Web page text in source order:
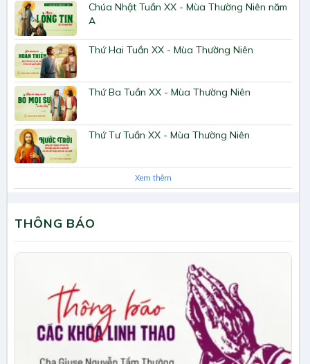
Chúa Nhật Tuần XX - Mùa Thường Niên năm
A
Thứ Hai Tuần XX - Mùa Thường Niên
Thứ Ba Tuần XX - Mùa Thường Niên
Thứ Tư Tuần XX - Mùa Thường Niên
Xem thêm
THÔNG BÁO